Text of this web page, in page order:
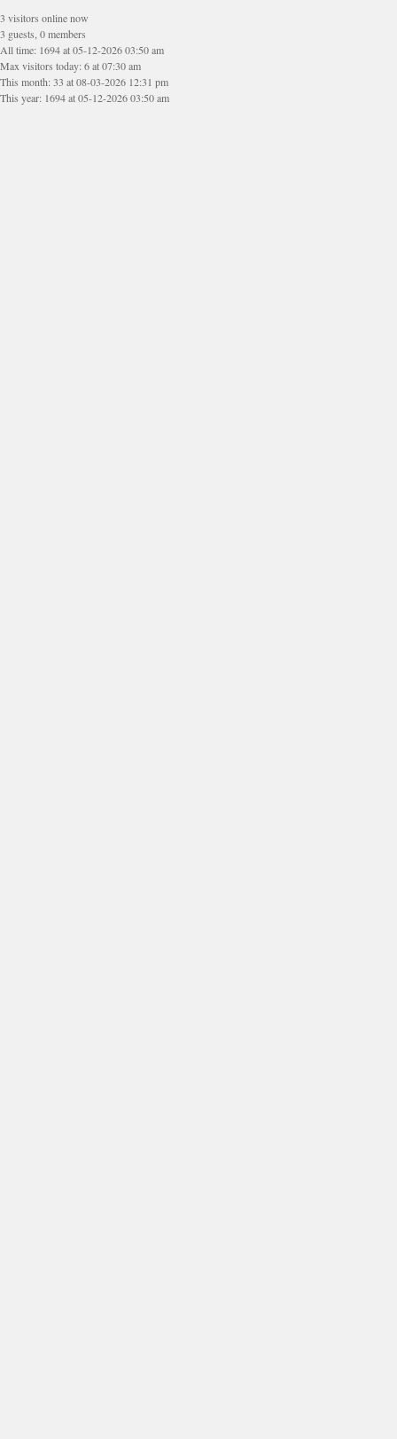
3 visitors online now
3 guests, 0 members
All time: 1694 at 05-12-2026 03:50 am
Max visitors today: 6 at 07:30 am
This month: 33 at 08-03-2026 12:31 pm
This year: 1694 at 05-12-2026 03:50 am